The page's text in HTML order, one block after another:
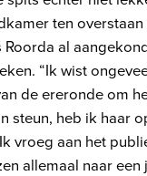
ten overstaan
al
“Ik wist
de ereronde om
steun, heb ik haar
vroeg aan het
allemaal naar een